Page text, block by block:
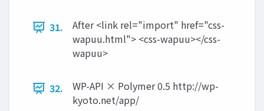
31.
After <link rel="import" href="css-
wapuu.html"> <css-wapuu></css-
wapuu>
32.
WP-API × Polymer 0.5 http://wp-
kyoto.net/app/